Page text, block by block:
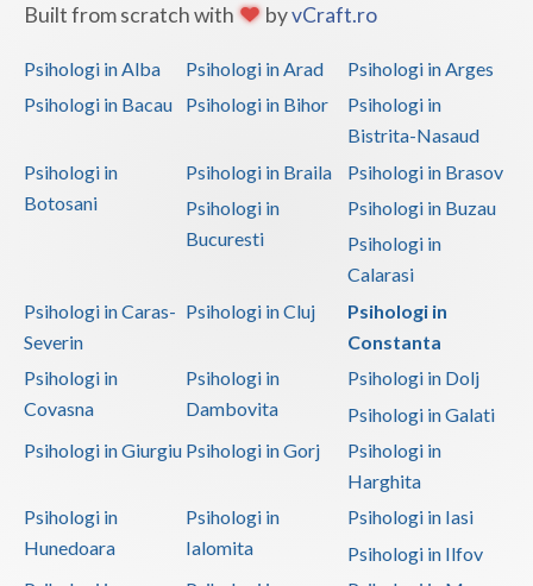
Built from scratch with byvCraft.ro
Psihologi in Alba Psihologi in Arad
Psihologi in Arges
Psihologi in Bacau
Psihologi in Bihor
Psihologi in
Bistrita-Nasaud
Psihologi in
Botosani
Psihologi in Braila
Psihologi in Brasov
Psihologi in
Bucuresti
Psihologi in Buzau
Psihologi in
Calarasi
Psihologi in Caras-
Severin
Psihologi in Cluj
Psihologi in
Constanta
Psihologi in
Covasna
Psihologi in
Dambovita
Psihologi in Dolj
Psihologi in Galati
Psihologi in Giurgiu Psihologi in Gorj
Psihologi in
Harghita
Psihologi in
Hunedoara
Psihologi in
Ialomita
Psihologi in Iasi
Psihologi in Ilfov